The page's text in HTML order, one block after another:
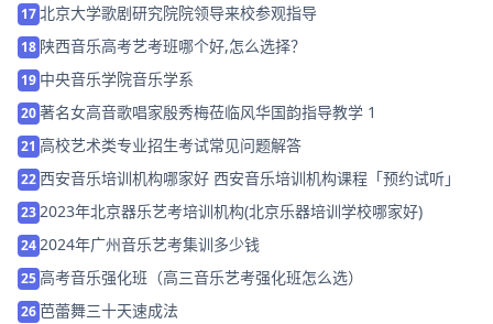
17 北京大学歌剧研究院院领导来校参观指导
18 陕西音乐高考艺考班哪个好,怎么选择？
19 中央音乐学院音乐学系
20著名女高音歌唱家殷秀梅莅临风华国韵指导教学 1
21 高校艺术类专业招生考试常见问题解答
22西安音乐培训机构哪家好 西安音乐培训机构课程「预约试听」
23 2023年北京器乐艺考培训机构(北京乐器培训学校哪家好)
24 2024年广州音乐艺考集训多少钱
25高考音乐强化班（高三音乐艺考强化班怎么选）
26芭蕾舞三十天速成法